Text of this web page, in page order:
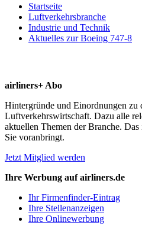
Startseite
Luftverkehrsbranche
Industrie und Technik
Aktuelles zur Boeing 747-8
airliners+ Abo
Hintergründe und Einordnungen zu
Luftverkehrswirtschaft. Dazu alle
aktuellen Themen der Branche.
Sie voranbringt.
Jetzt Mitglied werden
Ihre Werbung auf airliners.de
Ihr Firmenfinder-Eintrag
Ihre Stellenanzeigen
Ihre Onlinewerbung